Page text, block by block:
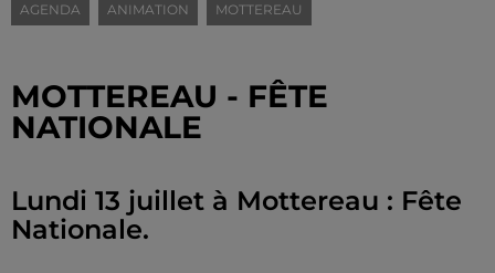
AGENDA ANIMATION MOTTEREAU
MOTTEREAU - FÊTE
NATIONALE
Lundi 13 juillet à Mottereau : Fête
Nationale.